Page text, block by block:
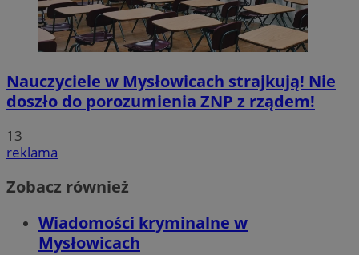
Nauczyciele w Mysłowicach strajkują! Nie
doszło do porozumienia ZNP z rządem!
13
reklama
Zobacz również
Wiadomości kryminalne w
Mysłowicach